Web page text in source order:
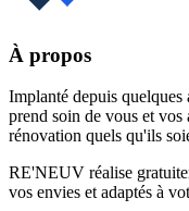
À propos
Implanté depuis
prend soin de vous et vos
rénovation quels qu'ils
RE'NEUV réalise
vos envies et adaptés à